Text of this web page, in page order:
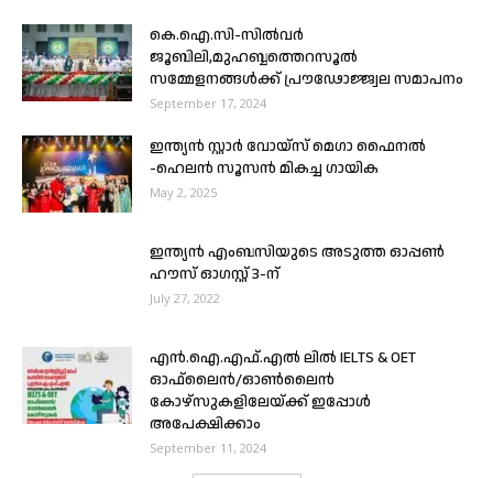
കെ.ഐ.സി-സിൽവർ
ജൂബിലി,മുഹബ്ബത്തെറസൂൽ
സമ്മേളനങ്ങൾക്ക് പ്രൗഢോജ്ജ്വല സമാപനം
September 17, 2024
ഇന്ത്യൻ സ്റ്റാർ വോയ്സ് മെഗാ ഫൈനൽ
-ഹെലൻ സൂസൻ മികച്ച ഗായിക
May 2, 2025
ഇന്ത്യൻ എംബസിയുടെ അടുത്ത ഓപ്പൺ
ഹൗസ് ഓഗസ്റ്റ് 3-ന്
July 27, 2022
എൻ‌.ഐ‌.എഫ്‌.എൽ ലില്‍ IELTS & OET
ഓഫ്‌ലൈൻ/ഓൺലൈൻ
കോഴ്സുകളിലേയ്ക്ക് ഇപ്പോള്‍
അപേക്ഷിക്കാം
September 11, 2024